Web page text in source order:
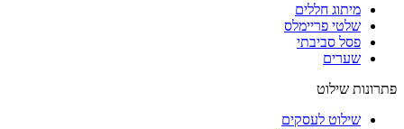
מיתוג חללים
שלטי פריימלס
פסל סביבתי
שערים
פתרונות שילוט
שילוט לעסקים